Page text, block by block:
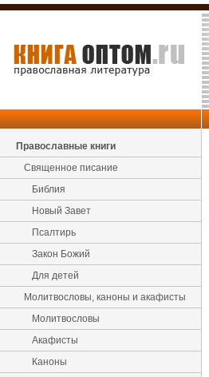
Православные книги
Священное писание
Библия
Новый Завет
Псалтирь
Закон Божий
Для детей
Молитвословы, каноны и акафисты
Молитвословы
Акафисты
Каноны